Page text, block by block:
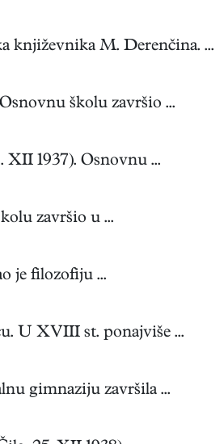
književnika M. Derenčina. ...
školu završio ...
1937). Osnovnu ...
završio u ...
je filozofiju ...
U XVIII st. ponajviše ...
gimnaziju završila ...